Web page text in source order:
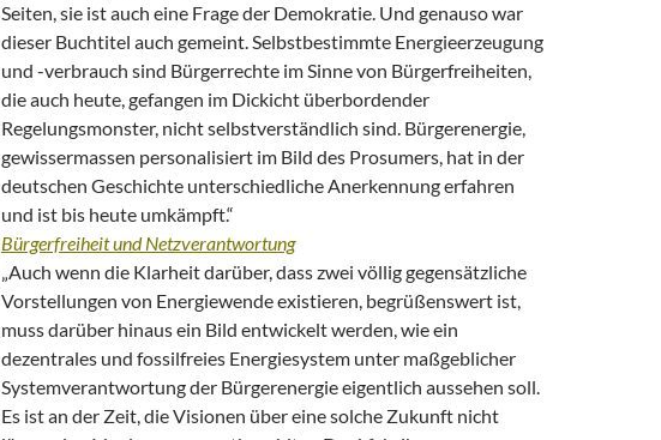
Seiten, sie ist auch eine Frage der Demokratie. Und genauso war
dieser Buchtitel auch gemeint. Selbstbestimmte Energieerzeugung
und -verbrauch sind Bürgerrechte im Sinne von Bürgerfreiheiten,
die auch heute, gefangen im Dickicht überbordender
Regelungsmonster, nicht selbstverständlich sind. Bürgerenergie,
gewissermassen personalisiert im Bild des Prosumers, hat in der
deutschen Geschichte unterschiedliche Anerkennung erfahren
und ist bis heute umkämpft.“
Bürgerfreiheit und Netzverantwortung
„Auch wenn die Klarheit darüber, dass zwei völlig gegensätzliche
Vorstellungen von Energiewende existieren, begrüßenswert ist,
muss darüber hinaus ein Bild entwickelt werden, wie ein
dezentrales und fossilfreies Energiesystem unter maßgeblicher
Systemverantwortung der Bürgerenergie eigentlich aussehen soll.
Es ist an der Zeit, die Visionen über eine solche Zukunft nicht